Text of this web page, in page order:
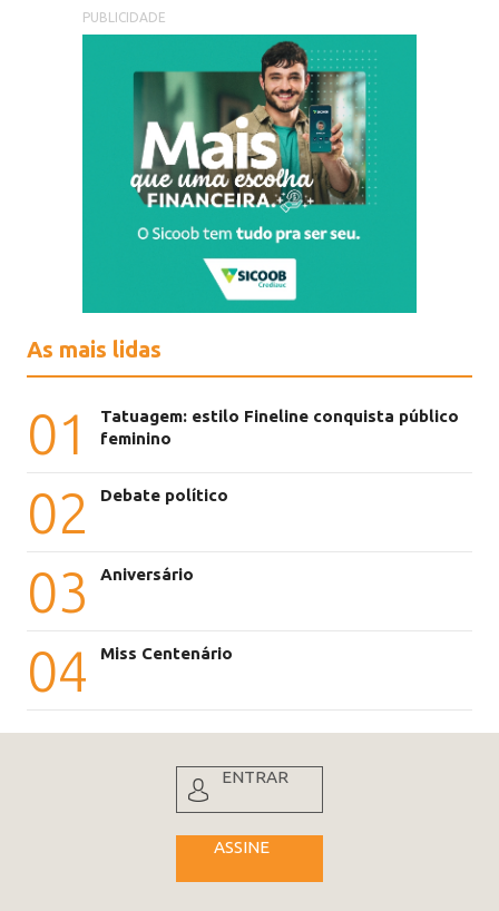
PUBLICIDADE
As mais lidas
01
Tatuagem: estilo Fineline conquista público
feminino
02 Debate político
03 Aniversário
04 Miss Centenário
ENTRAR
ASSINE